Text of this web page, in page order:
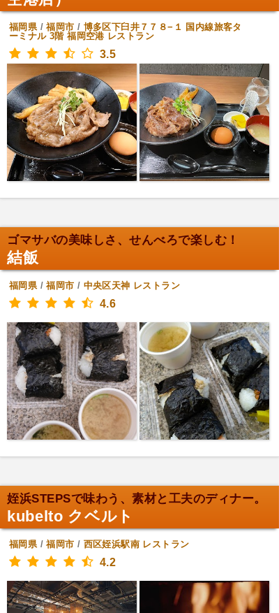
福岡県/福岡市 / 博多区下臼井７７８−１ 国内線旅客タ
ーミナル 3階 福岡空港 レストラン
3.5
ゴマサバの美味しさ、せんべろで楽しむ！
結飯
福岡県/福岡市 / 中央区天神 レストラン
4.6
姪浜STEPSで味わう、素材と工夫のディナー。
kubelto クベルト
福岡県/福岡市 / 西区姪浜駅南 レストラン
4.2